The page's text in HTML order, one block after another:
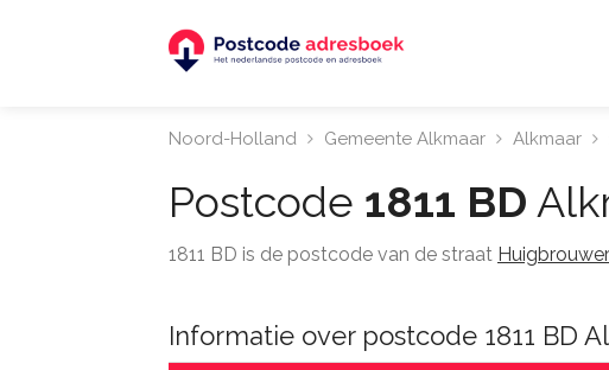
Noord-Holland Gemeente Alkmaar Alkmaar
Postcode 1811 BD
1811 BD is de postcode van de straat
Informatie over postcode 1811 BD